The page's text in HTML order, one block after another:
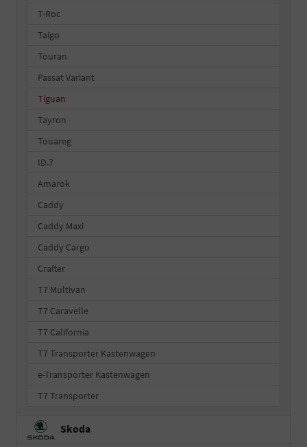
T-Roc
Taigo
Touran
Passat Variant
Tiguan
Tayron
Touareg
ID.7
Amarok
Caddy
Caddy Maxi
Caddy Cargo
Crafter
T7 Multivan
T7 Caravelle
T7 California
T7 Transporter Kastenwagen
e-Transporter Kastenwagen
T7 Transporter
Skoda